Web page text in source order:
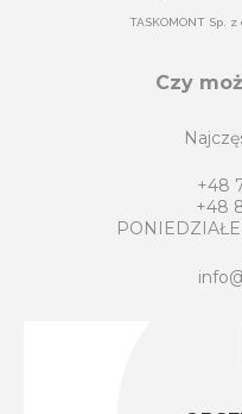
TASKOMONT Sp.
Czy
+48
+48